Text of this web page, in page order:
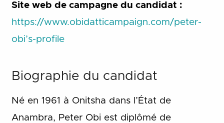
Site web de campagne du candidat :
https://www.obidatticampaign.com/peter-
obi’s-profile
Biographie du candidat
Né en 1961 à Onitsha dans l’État de
Anambra, Peter Obi est diplômé de